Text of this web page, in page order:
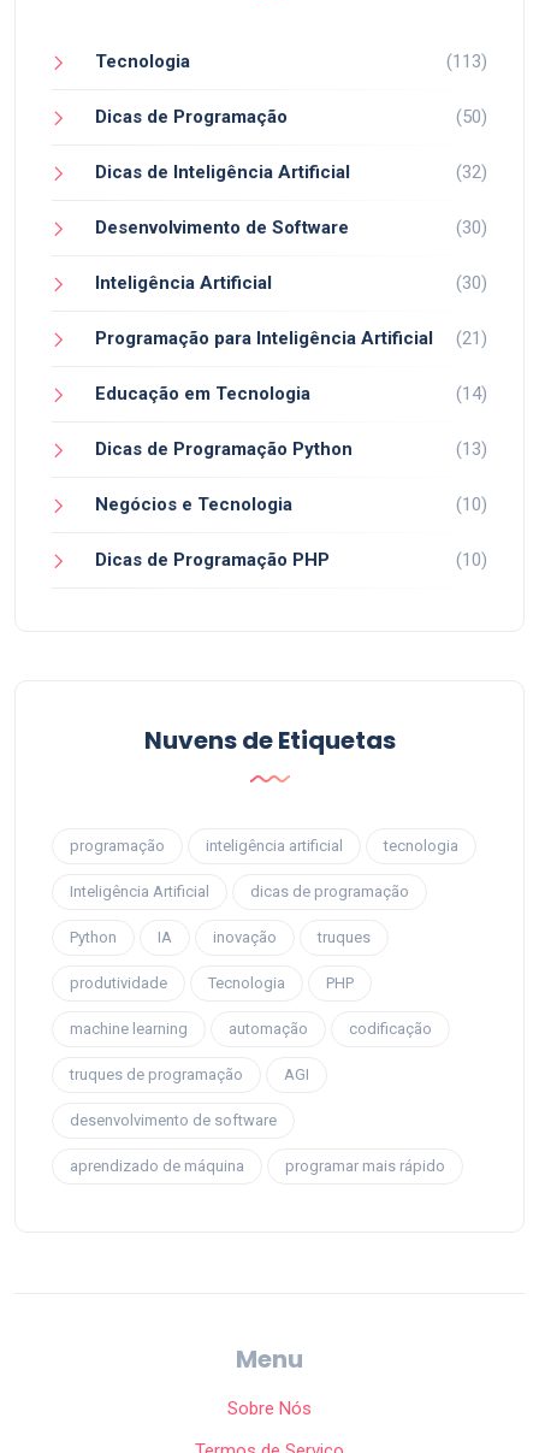
Tecnologia (113)
Dicas de Programação (50)
Dicas de Inteligência Artificial (32)
Desenvolvimento de Software (30)
Inteligência Artificial (30)
Programação para Inteligência Artificial (21)
Educação em Tecnologia (14)
Dicas de Programação Python (13)
Negócios e Tecnologia (10)
Dicas de Programação PHP (10)
Nuvens de Etiquetas
programação inteligência artificial tecnologia
Inteligência Artificial dicas de programação
Python IA inovação truques
produtividade Tecnologia PHP
machine learning automação codificação
truques de programação AGI
desenvolvimento de software
aprendizado de máquina programar mais rápido
Menu
Sobre Nós